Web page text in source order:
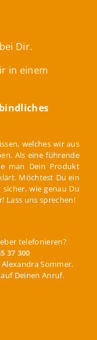
Dir.
in einem
welches wir aus
Als eine führende
man Dein Produkt
Möchtest Du ein
wie genau Du
Lass uns sprechen!
telefonieren?
37 300
Sommer.
Deinen Anruf.